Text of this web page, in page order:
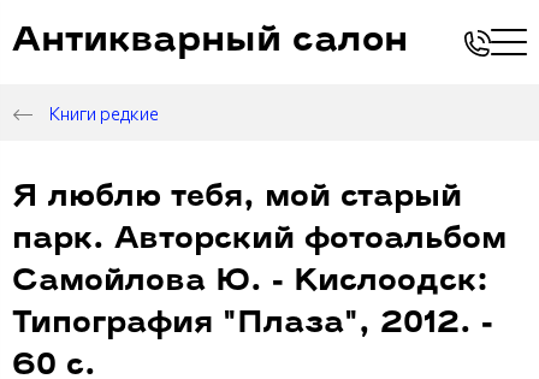
Антикварный салон
Книги редкие
Я люблю тебя, мой старый
парк. Авторский фотоальбом
Самойлова Ю. - Кислоодск:
Типография "Плаза", 2012. -
60 с.